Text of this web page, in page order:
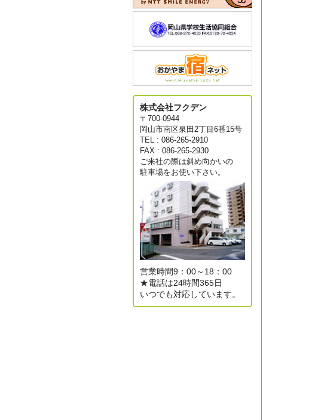
株式会社フクデン
〒700-0944
岡山市南区泉田2丁目6番15号
TEL : 086-265-2910
FAX : 086-265-2930
ご来社の際は斜め向かいの
駐車場をお使い下さい。
営業時間9：00～18：00
★電話は24時間365日
いつでも対応しています。